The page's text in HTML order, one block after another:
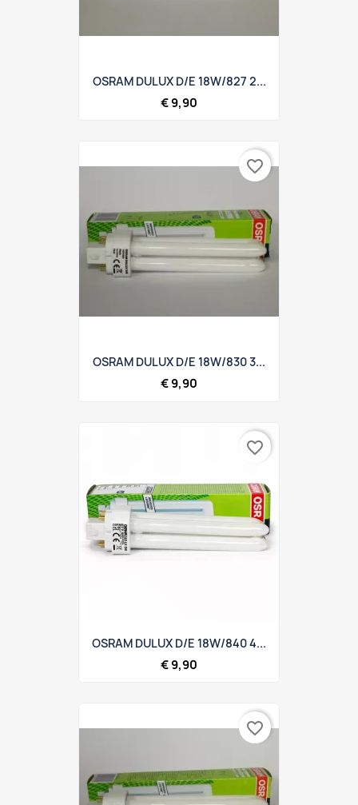
OSRAM DULUX D/E 18W/827 2...
€ 9,90
OSRAM DULUX D/E 18W/830 3...
€ 9,90
favorite_border
OSRAM DULUX D/E 18W/840 4...
€ 9,90
favorite_border
favorite_border